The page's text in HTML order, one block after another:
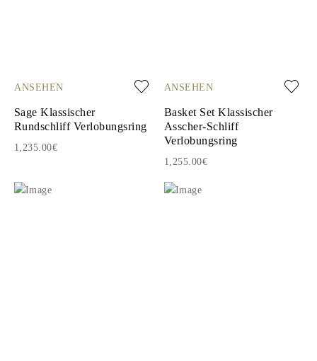
ANSEHEN
Sage Klassischer
Rundschliff Verlobungsring
1,235.00€
ANSEHEN
Basket Set Klassischer
Asscher-Schliff
Verlobungsring
1,255.00€